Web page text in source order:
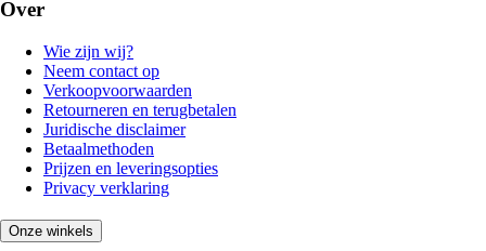
Over
Wie zijn wij?
Neem contact op
Verkoopvoorwaarden
Retourneren en terugbetalen
Juridische disclaimer
Betaalmethoden
Prijzen en leveringsopties
Privacy verklaring
Onze winkels